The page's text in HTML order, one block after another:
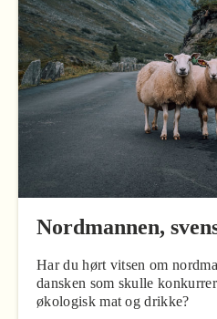
Nordmannen,
Har du hørt vitsen om
dansken som skulle
økologisk mat og drikke?